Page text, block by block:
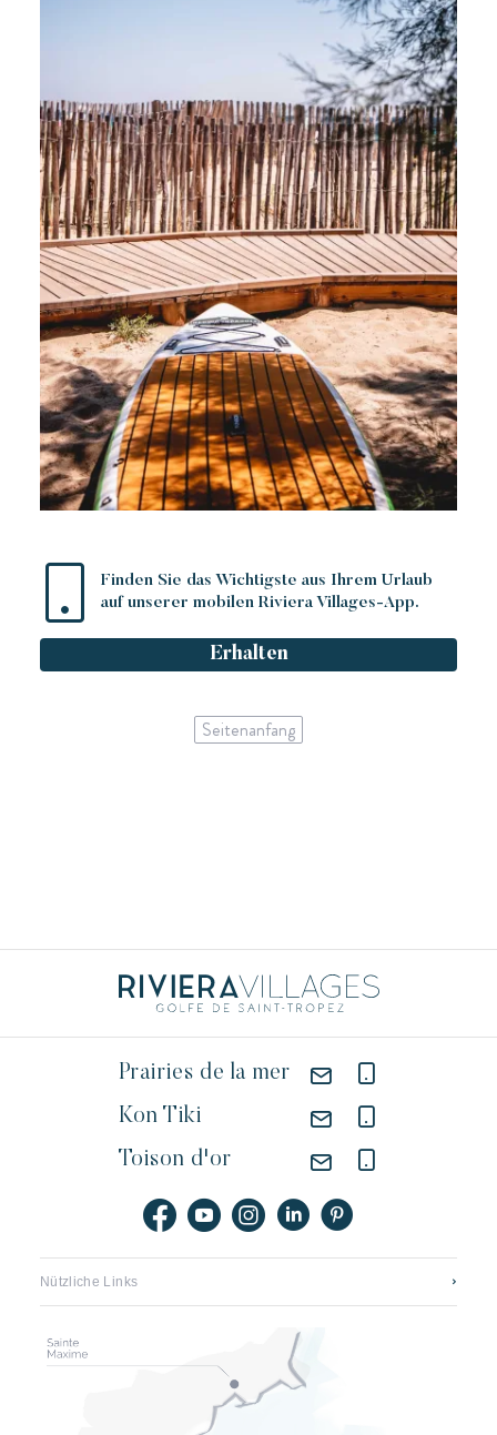
Finden Sie das Wichtigste aus Ihrem Urlaub
auf unserer mobilen Riviera Villages-App.
Erhalten
Seitenanfang
Prairies de la mer
Kon Tiki
Toison d'or
Nützliche Links
Stellenangebote Riviera Villages
Broschüren, pläne und preise